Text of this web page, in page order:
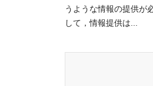
うような情報の提供が
して，情報提供は...